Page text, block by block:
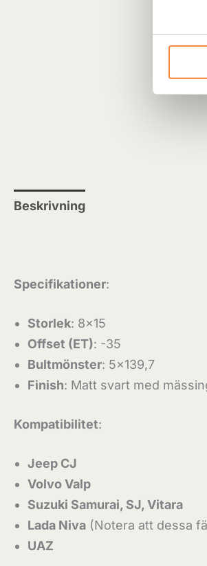
Beskrivning
Specifikationer:
Storlek: 8×15
Offset (ET): -35
Bultmönster: 5×139,7
Finish: Matt svart med
Kompatibilitet:
Jeep CJ
Volvo Valp
Suzuki Samurai, SJ, Vitara
Lada Niva (Notera att dessa
UAZ